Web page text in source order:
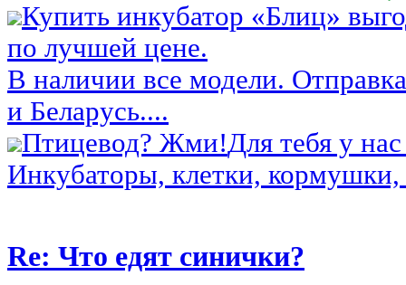
Купить инкубатор «Блиц»
по лучшей цене.
В наличии все модели.
и Беларусь....
Птицевод? Жми!Для тебя у
Инкубаторы, клетки,
Re: Что едят синички?